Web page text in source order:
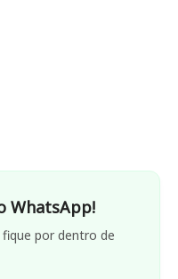
WhatsApp!
por dentro de